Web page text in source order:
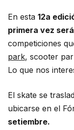
En esta 12a
primera vez
competiciones
park, scooter
Lo que nos
El skate se
ubicarse en el
setiembre.